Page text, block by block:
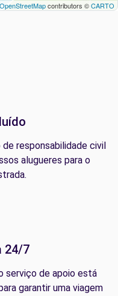
OpenStreetMapcontributors ©CARTO
de responsabilidade civil
alugueres para o
24/7
serviço de apoio está
garantir uma viagem